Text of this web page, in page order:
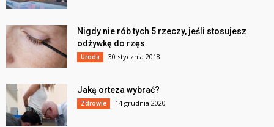
Nigdy nie rób tych 5 rzeczy, jeśli stosujesz
odżywkę do rzęs
Uroda 30 stycznia 2018
Jaką orteza wybrać?
Zdrowie 14 grudnia 2020